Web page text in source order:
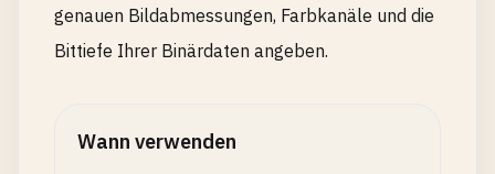
genauen Bildabmessungen, Farbkanäle und die
Bittiefe Ihrer Binärdaten angeben.
Wann verwenden